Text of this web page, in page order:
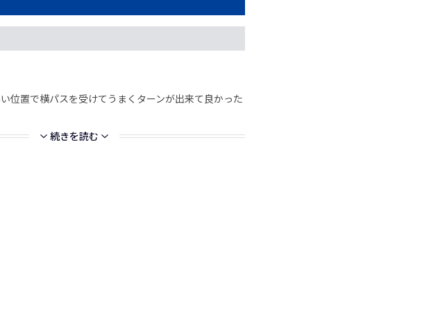
い位置で横パスを受けてうまくターンが出来て良かった
続きを読む